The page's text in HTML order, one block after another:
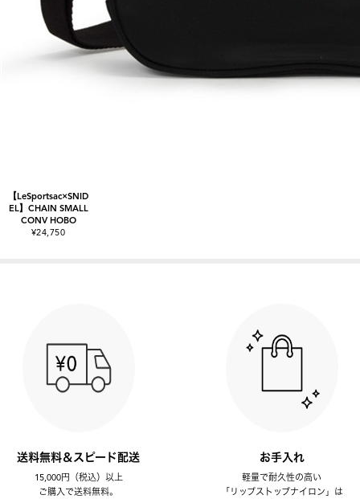
【LeSportsac×SNID
EL】CHAIN SMALL
CONV HOBO
¥24,750
送料無料＆スピード配送
15,000円（税込）以上
ご購入で送料無料。
お手入れ
軽量で耐久性の高い
「リップストップナイロン」は